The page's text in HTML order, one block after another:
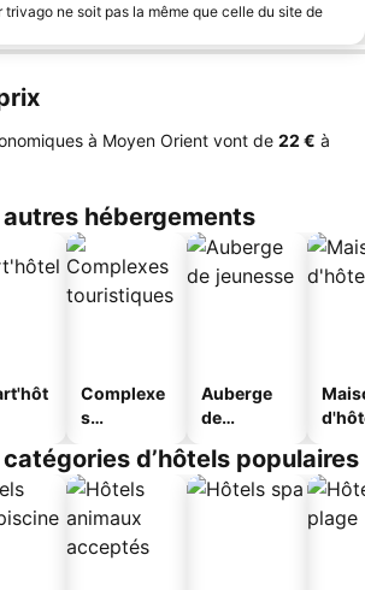
trivago ne soit pas la même que celle du site de
à Moyen Orient vont de ‎22 € à
hébergements
Complexe
s
s
Auberge
de
d’hôtels populaires